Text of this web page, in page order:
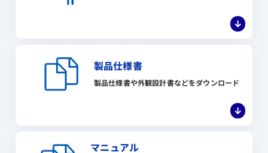
↓
製品仕様書
製品仕様書や外観設計書などをダウンロード
↓
マニュアル